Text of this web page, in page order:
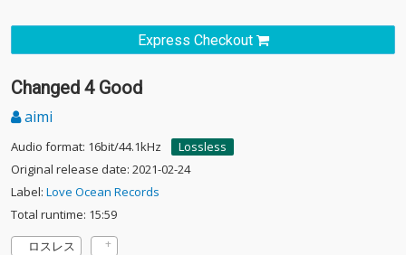
Express Checkout
Changed 4 Good
aimi
Audio format: 16bit/44.1kHz
Lossless
Original release date: 2021-02-24
Label: Love Ocean Records
Total runtime: 15:59
ロスレス